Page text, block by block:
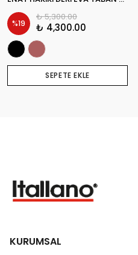
%19
₺ 5,300.00
₺ 4,300.00
SEPETE EKLE
KURUMSAL